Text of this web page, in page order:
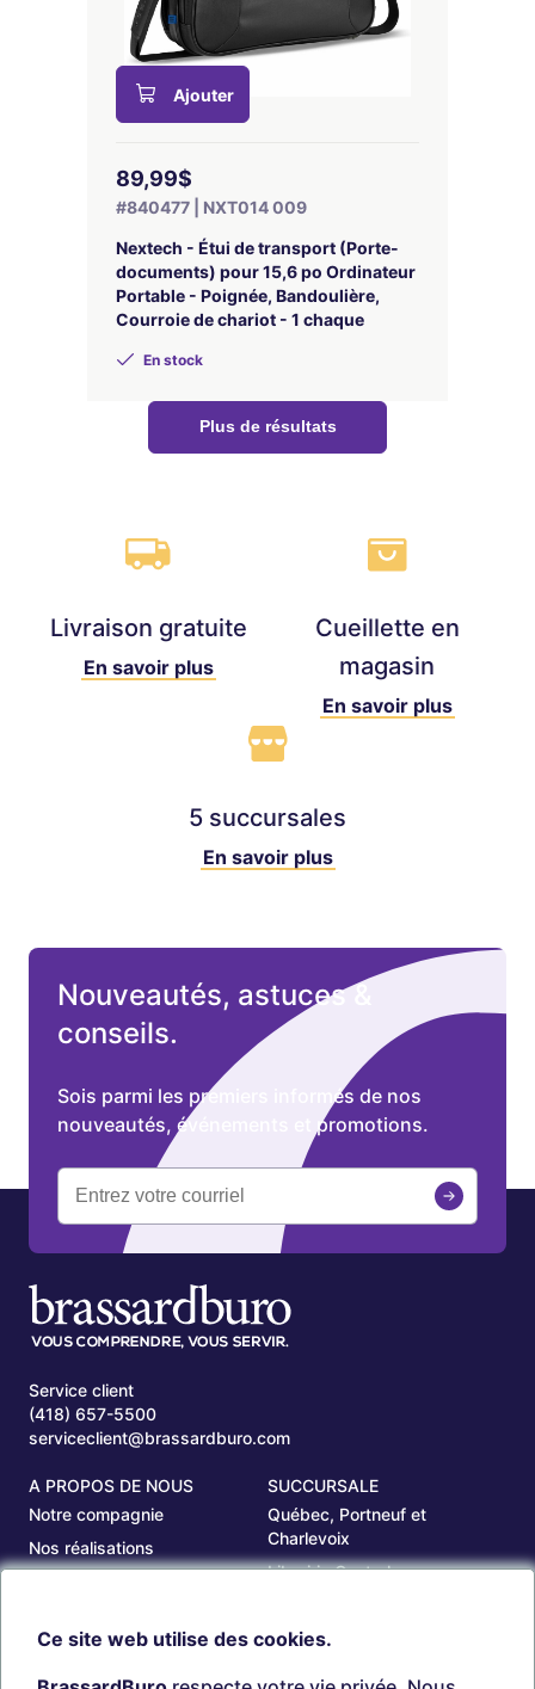
Ajouter
89,99$
#840477 | NXT014 009
Nextech - Étui de transport (Porte-
documents) pour 15,6 po Ordinateur
Portable - Poignée, Bandoulière,
Courroie de chariot - 1 chaque
En stock
Plus de résultats
Livraison gratuite
En savoir plus
Cueillette en
magasin
En savoir plus
5 succursales
En savoir plus
Nouveautés, astuces &
conseils.
Sois parmi les premiers informés de nos
nouveautés, événements et promotions.
Service client
(418) 657-5500
serviceclient@brassardburo.com
A PROPOS DE NOUS
Notre compagnie
Nos réalisations
SUCCURSALE
Québec, Portneuf et
Charlevoix
Librairie Centrale
Sept-Îles
Ce site web utilise des cookies.